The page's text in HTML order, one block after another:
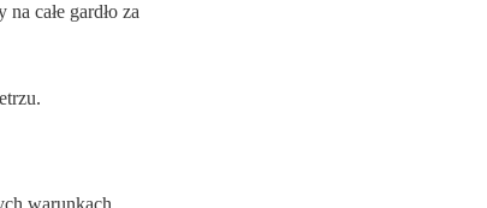
całe gardło za
warunkach.